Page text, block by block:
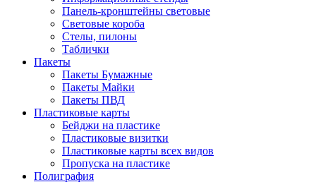
Панель-кронштейны световые
Световые короба
Стелы, пилоны
Таблички
Пакеты
Пакеты Бумажные
Пакеты Майки
Пакеты ПВД
Пластиковые карты
Бейджи на пластике
Пластиковые визитки
Пластиковые карты всех видов
Пропуска на пластике
Полиграфия